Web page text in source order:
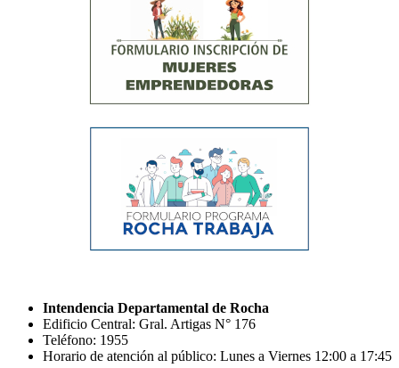
Intendencia Departamental de Rocha
Edificio Central: Gral. Artigas N° 176
Teléfono: 1955
Horario de atención al público: Lunes a Viernes 12:00 a 17:45